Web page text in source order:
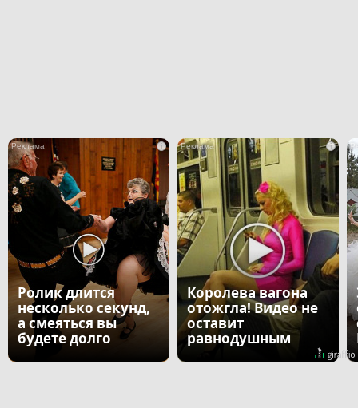
i
Ролик длится
несколько секунд,
а смеяться вы
будете долго
i
Королева вагона
отожгла! Видео не
оставит
равнодушным